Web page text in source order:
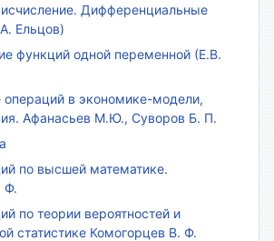
исчисление. Дифференциальные
Ельцов)
функций одной переменной (Е.В.
операций в экономике-модели,
Афанасьев М.Ю., Суворов Б. П.
по высшей математике.
Ф.
по теории вероятностей и
статистике Комогорцев В. Ф.